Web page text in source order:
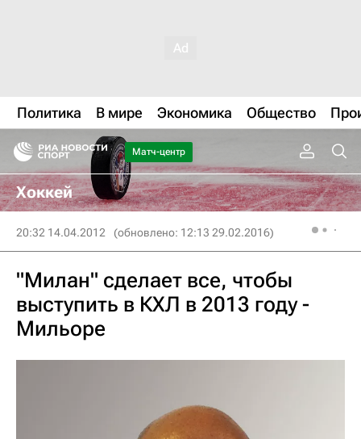
Политика В мире Экономика Общество
Матч-центр
Хоккей
20:32 14.04.2012 (обновлено: 12:13 29.02.2016)
"Милан" сделает все, чтобы
выступить в КХЛ в 2013 году -
Мильоре